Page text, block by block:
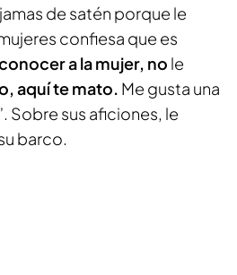
de satén porque le
confiesa que es
a la mujer, no le
aquí te mato. Me gusta una
Sobre sus aficiones, le
barco.